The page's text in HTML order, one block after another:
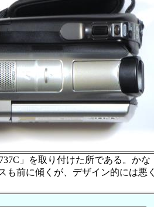
」を取り付けた所である。かな
も前に傾くが、デザイン的には悪く